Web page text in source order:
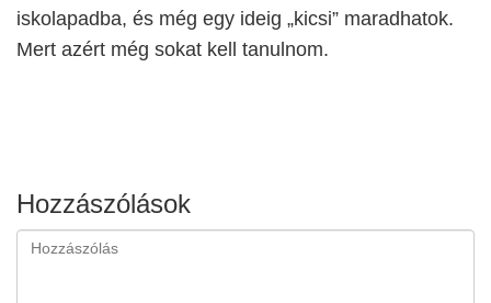
iskolapadba, és még egy ideig „kicsi” maradhatok.
Mert azért még sokat kell tanulnom.
Hozzászólások